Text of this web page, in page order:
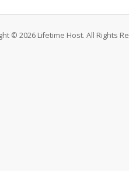
© 2026 Lifetime Host. All Rights